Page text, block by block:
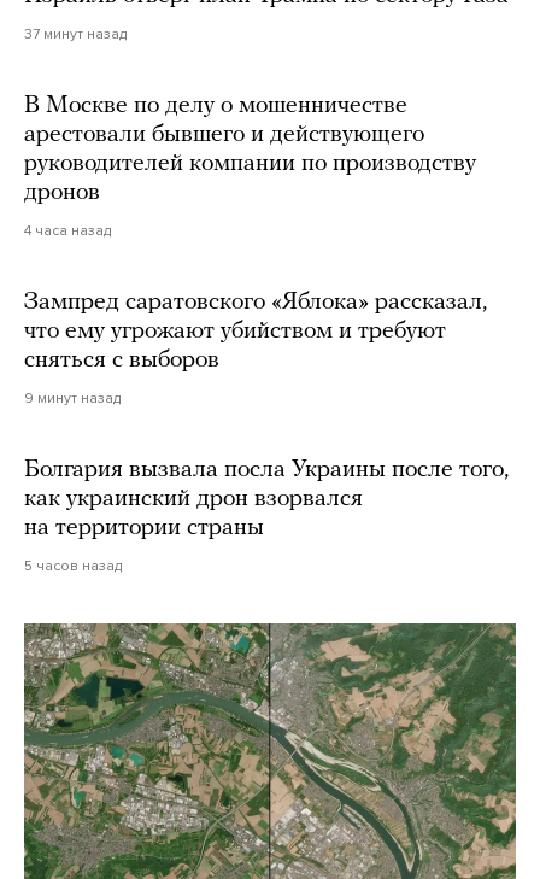
37 минут назад
В Москве по делу о мошенничестве
арестовали бывшего и действующего
руководителей компании по производству
дронов
4 часа назад
Зампред саратовского «Яблока» рассказал,
что ему угрожают убийством и требуют
сняться с выборов
9 минут назад
Болгария вызвала посла Украины после того,
как украинский дрон взорвался
на территории страны
5 часов назад